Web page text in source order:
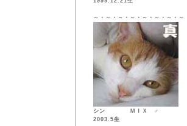
～・～・～・～・～・～・～・～
シン ＭＩＸ ♂
2003.5生